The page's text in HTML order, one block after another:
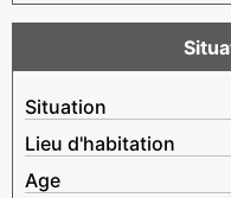
Situation
Lieu d'habitation
Age